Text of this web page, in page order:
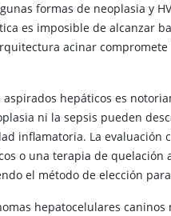
formas de neoplasia y
es imposible de alcanzar
acinar
hepáticos es
ni la sepsis pueden
inflamatoria. La
o una terapia de quelación
el método de elección
hepatocelulares